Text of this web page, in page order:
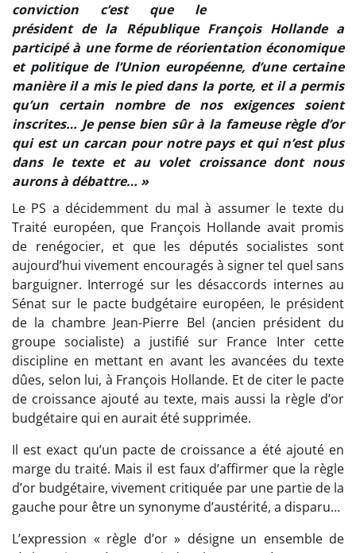
conviction c’est que le
président de la République François Hollande a
participé à une forme de réorientation économique
et politique de l’Union européenne, d’une certaine
manière il a mis le pied dans la porte, et il a permis
qu’un certain nombre de nos exigences soient
inscrites… Je pense bien sûr à la fameuse règle d’or
qui est un carcan pour notre pays et qui n’est plus
dans le texte et au volet croissance dont nous
aurons à débattre… »
Le PS a décidemment du mal à assumer le texte du
Traité européen, que François Hollande avait promis
de renégocier, et que les députés socialistes sont
aujourd’hui vivement encouragés à signer tel quel sans
barguigner. Interrogé sur les désaccords internes au
Sénat sur le pacte budgétaire européen, le président
de la chambre Jean-Pierre Bel (ancien président du
groupe socialiste) a justifié sur France Inter cette
discipline en mettant en avant les avancées du texte
dûes, selon lui, à François Hollande. Et de citer le pacte
de croissance ajouté au texte, mais aussi la règle d’or
budgétaire qui en aurait été supprimée.
Il est exact qu’un pacte de croissance a été ajouté en
marge du traité. Mais il est faux d’affirmer que la règle
d’or budgétaire, vivement critiquée par une partie de la
gauche pour être un synonyme d’austérité, a disparu…
L’expression « règle d’or » désigne un ensemble de